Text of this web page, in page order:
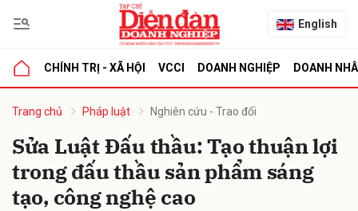
English
CHÍNH TRỊ - XÃ HỘI VCCI DOANH NGHIỆP DOANH
Trang chủ Pháp luật Nghiên cứu - Trao đổi
Sửa Luật Đấu thầu: Tạo thuận lợi
trong đấu thầu sản phẩm sáng
tạo, công nghệ cao
luận